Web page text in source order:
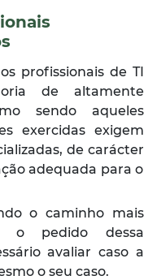
profissionais de TI
de altamente
sendo aqueles
exercidas exigem
de carácter
adequada para o
o caminho mais
o pedido dessa
avaliar caso a
o seu caso.